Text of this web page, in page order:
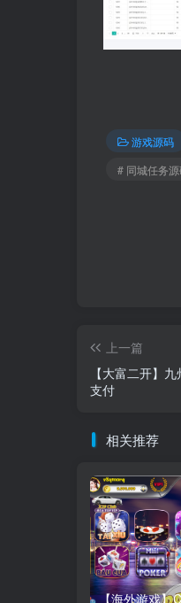
游戏源码
# 同城任务
上一篇
【大富二开】
支付
相关推荐